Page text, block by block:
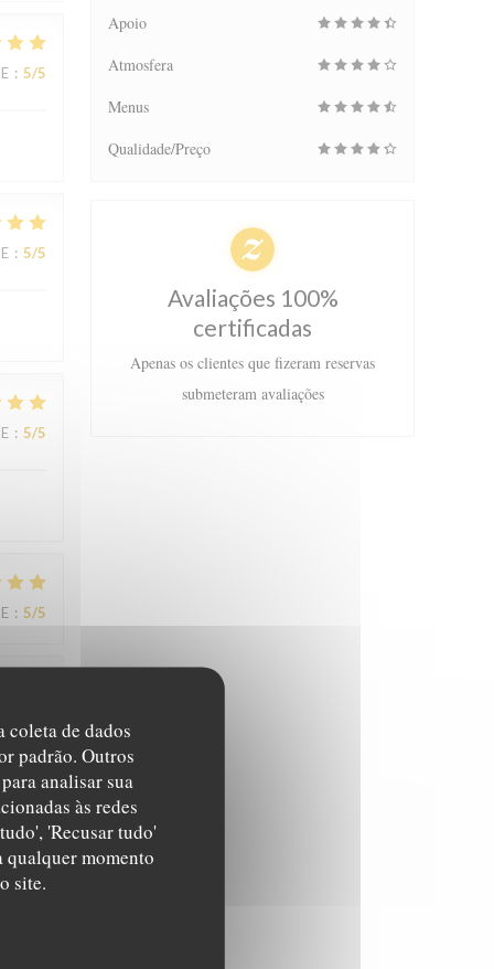
coleta de dados
padrão. Outros
analisar sua
às redes
'Recusar tudo'
qualquer momento
site.
: 5/5
: 5/5
: 5/5
: 5/5
: 4/5
Apoio
Atmosfera
Menus
Qualidade/Preço
Avaliações 100%
certificadas
Apenas os clientes que fizeram reservas
submeteram avaliações